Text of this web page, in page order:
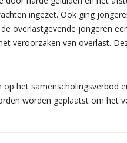
ingezet. Ook ging
overlastgevende jongeren
veroorzaken van overlast.
het samenscholingsverbod
worden geplaatst om het